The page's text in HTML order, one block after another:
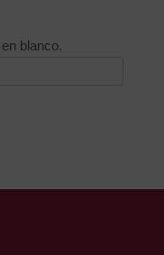
blanco.